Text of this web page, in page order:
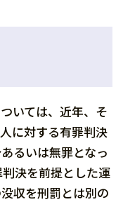
いては、近年、そ
に対する有罪判決
るいは無罪となっ
決を前提とした運
収を刑罰とは別の